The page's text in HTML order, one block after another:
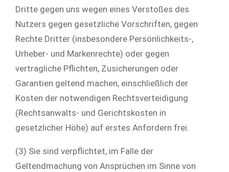
Dritte gegen uns wegen eines Verstoßes des
Nutzers gegen gesetzliche Vorschriften, gegen
Rechte Dritter (insbesondere Persönlichkeits-,
Urheber- und Markenrechte) oder gegen
vertragliche Pflichten, Zusicherungen oder
Garantien geltend machen, einschließlich der
Kosten der notwendigen Rechtsverteidigung
(Rechtsanwalts- und Gerichtskosten in
gesetzlicher Höhe) auf erstes Anfordern frei.
(3) Sie sind verpflichtet, im Falle der
Geltendmachung von Ansprüchen im Sinne von